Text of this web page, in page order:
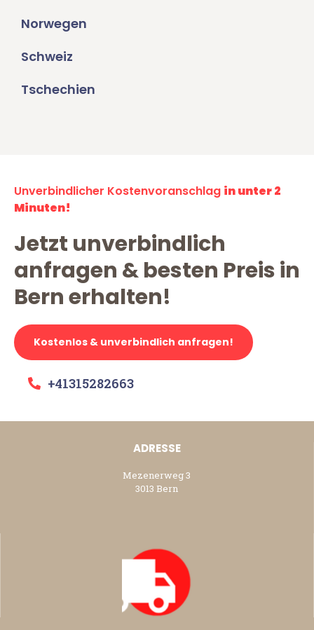
Norwegen
Schweiz
Tschechien
Unverbindlicher Kostenvoranschlag in unter 2
Minuten!
Jetzt unverbindlich
anfragen & besten Preis in
Bern erhalten!
Kostenlos & unverbindlich anfragen!
+41315282663
ADRESSE
Mezenerweg 3
3013 Bern